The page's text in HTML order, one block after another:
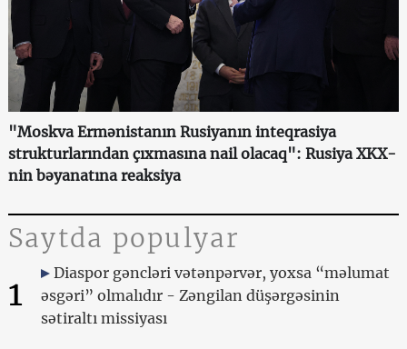
"Moskva Ermənistanın Rusiyanın inteqrasiya
strukturlarından çıxmasına nail olacaq": Rusiya XKX-
nin bəyanatına reaksiya
Saytda populyar
1
Diaspor gəncləri vətənpərvər, yoxsa “məlumat
əsgəri” olmalıdır - Zəngilan düşərgəsinin
sətiraltı missiyası